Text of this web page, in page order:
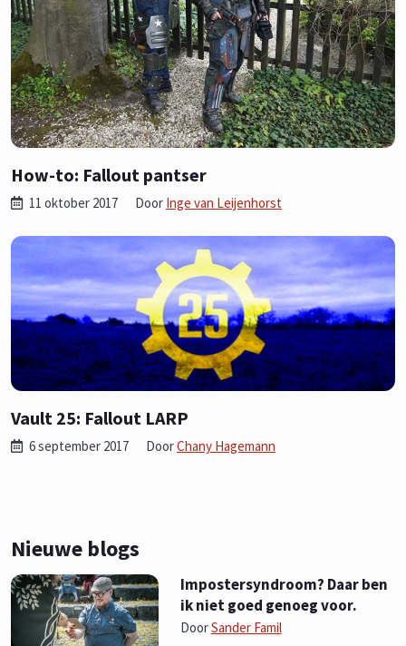
How-to: Fallout pantser
11 oktober 2017 Door Inge van Leijenhorst
Vault 25: Fallout LARP
6 september 2017 DoorChany Hagemann
Nieuwe blogs
Impostersyndroom? Daar ben
ik niet goed genoeg voor.
DoorSander Famil